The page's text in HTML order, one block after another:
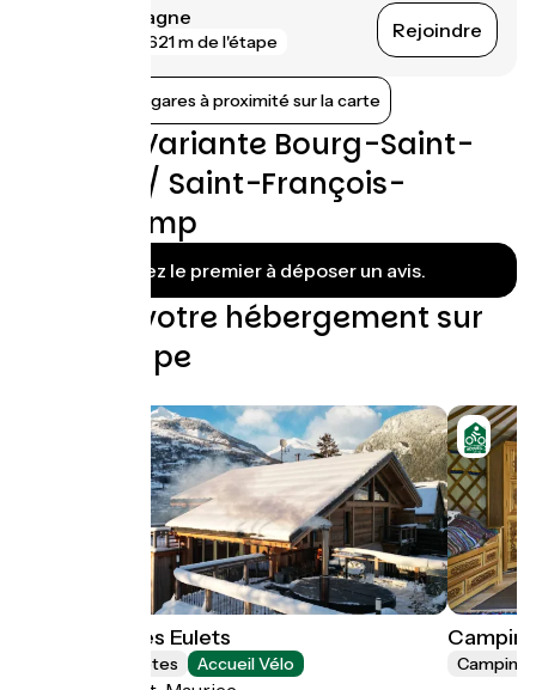
Aime - La Plagne
621 m de l'étape Rejoindre
Afficher les gares à proximité sur la carte
Avis sur Variante Bourg-Saint-
Maurice / Saint-François-
Longchamp
Soyez le premier à déposer un avis.
Trouvez votre hébergement sur
cette étape
La Grange des Eulets
Chambres d'Hôtes Accueil Vélo